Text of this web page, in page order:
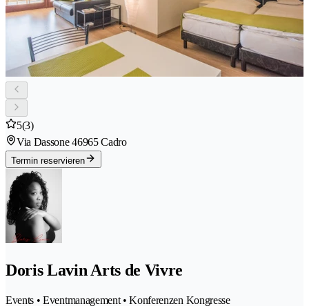
5(3)
Via Dassone 46965 Cadro
Termin reservieren
Doris Lavin Arts de Vivre
Events • Eventmanagement • Konferenzen Kongresse